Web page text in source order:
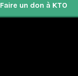
Faire un don à KTO